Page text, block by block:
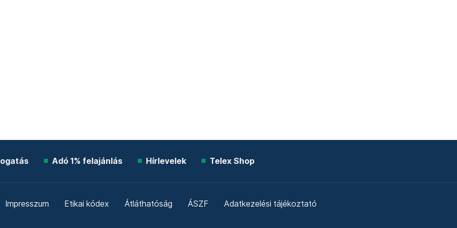
Adó 1% felajánlás Hírlevelek Telex Shop
Impresszum Etikai kódex Átláthatóság ÁSZF Adatkezelési tájékoztató